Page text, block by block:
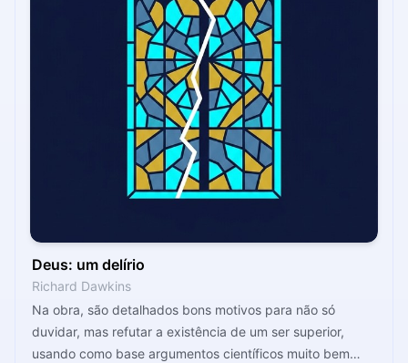
Deus: um delírio
Richard Dawkins
Na obra, são detalhados bons motivos para não só
duvidar, mas refutar a existência de um ser superior,
usando como base argumentos científicos muito bem